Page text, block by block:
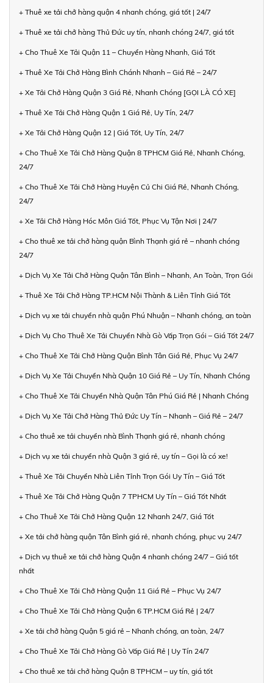
+ Thuê xe tải chở hàng quận 4 nhanh chóng, giá tốt | 24/7
+ Thuê xe tải chở hàng Thủ Đức uy tín, nhanh chóng 24/7, giá tốt
+ Cho Thuê Xe Tải Quận 11 – Chuyển Hàng Nhanh, Giá Tốt
+ Thuê Xe Tải Chở Hàng Bình Chánh Nhanh – Giá Rẻ – 24/7
+ Xe Tải Chở Hàng Quận 3 Giá Rẻ, Nhanh Chóng [GỌI LÀ CÓ XE]
+ Thuê Xe Tải Chở Hàng Quận 1 Giá Rẻ, Uy Tín, 24/7
+ Xe Tải Chở Hàng Quận 12 | Giá Tốt, Uy Tín, 24/7
+ Cho Thuê Xe Tải Chở Hàng Quận 8 TPHCM Giá Rẻ, Nhanh Chóng,
24/7
+ Cho Thuê Xe Tải Chở Hàng Huyện Củ Chi Giá Rẻ, Nhanh Chóng,
24/7
+ Xe Tải Chở Hàng Hóc Môn Giá Tốt, Phục Vụ Tận Nơi | 24/7
+ Cho thuê xe tải chở hàng quận Bình Thạnh giá rẻ – nhanh chóng
24/7
+ Dịch Vụ Xe Tải Chở Hàng Quận Tân Bình – Nhanh, An Toàn, Trọn Gói
+ Thuê Xe Tải Chở Hàng TP.HCM Nội Thành & Liên Tỉnh Giá Tốt
+ Dịch vụ xe tải chuyển nhà quận Phú Nhuận – Nhanh chóng, an toàn
+ Dịch Vụ Cho Thuê Xe Tải Chuyển Nhà Gò Vấp Trọn Gói – Giá Tốt 24/7
+ Cho Thuê Xe Tải Chở Hàng Quận Bình Tân Giá Rẻ, Phục Vụ 24/7
+ Dịch Vụ Xe Tải Chuyển Nhà Quận 10 Giá Rẻ – Uy Tín, Nhanh Chóng
+ Cho Thuê Xe Tải Chuyển Nhà Quận Tân Phú Giá Rẻ | Nhanh Chóng
+ Dịch Vụ Xe Tải Chở Hàng Thủ Đức Uy Tín – Nhanh – Giá Rẻ – 24/7
+ Cho thuê xe tải chuyển nhà Bình Thạnh giá rẻ, nhanh chóng
+ Dịch vụ xe tải chuyển nhà Quận 3 giá rẻ, uy tín – Gọi là có xe!
+ Thuê Xe Tải Chuyển Nhà Liên Tỉnh Trọn Gói Uy Tín – Giá Tốt
+ Thuê Xe Tải Chở Hàng Quận 7 TPHCM Uy Tín – Giá Tốt Nhất
+ Cho Thuê Xe Tải Chở Hàng Quận 12 Nhanh 24/7, Giá Tốt
+ Xe tải chở hàng quận Tân Bình giá rẻ, nhanh chóng, phục vụ 24/7
+ Dịch vụ thuê xe tải chở hàng Quận 4 nhanh chóng 24/7 – Giá tốt
nhất
+ Cho Thuê Xe Tải Chở Hàng Quận 11 Giá Rẻ – Phục Vụ 24/7
+ Cho Thuê Xe Tải Chở Hàng Quận 6 TP.HCM Giá Rẻ | 24/7
+ Xe tải chở hàng Quận 5 giá rẻ – Nhanh chóng, an toàn, 24/7
+ Cho Thuê Xe Tải Chở Hàng Gò Vấp Giá Rẻ | Uy Tín 24/7
+ Cho thuê xe tải chở hàng Quận 8 TPHCM – uy tín, giá tốt